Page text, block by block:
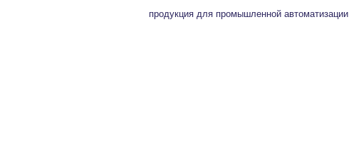
продукция для промышленной автоматизации